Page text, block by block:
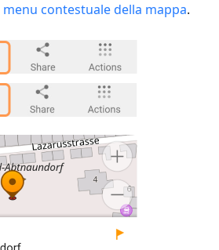
menu contestuale della mappa.